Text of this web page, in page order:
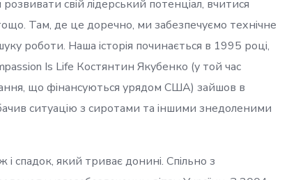
свій лідерський потенціал, вчитися
Там, де це доречно, ми забезпечуємо технічне
роботи. Наша історія починається в 1995 році,
Is Life Костянтин Якубенко (у той час
що фінансуються урядом США) зайшов в
ситуацію з сиротами та іншими знедоленими
спадок, який триває донині. Спільно з